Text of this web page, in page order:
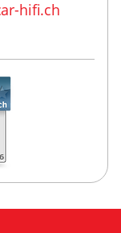
hifi.ch